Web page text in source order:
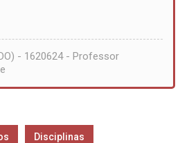
- 1620624 - Professor
Disciplinas